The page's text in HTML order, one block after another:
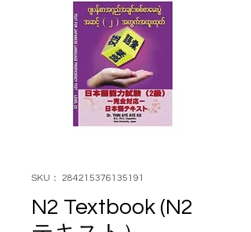
SKU： 284215376135191
N2 Textbook (N2